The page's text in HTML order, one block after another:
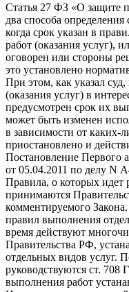
Статья 27 ФЗ «О защите
два способа
когда срок указан в
работ (оказания услуг),
оговорен или стороны
это установлено
При этом, как указал
(оказания услуг) в
предусмотрен срок их
может быть изменен
в зависимости от каких-
приостановлено и
Постановление Первого
от 05.04.2011 по делу N
Правила, о которых идет
принимаются
комментируемого
правил выполнения
время действуют
Правительства РФ,
отдельных видов услуг.
руководствуются ст. 708
выполнения работ